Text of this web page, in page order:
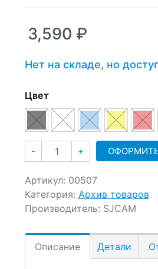
3,590 ₽
3,590 ₽
Нет на складе, но
Цвет
- Количество
+
Артикул: 00507
Категория: Архив товаров
Производитель: SJCAM
Описание Детали